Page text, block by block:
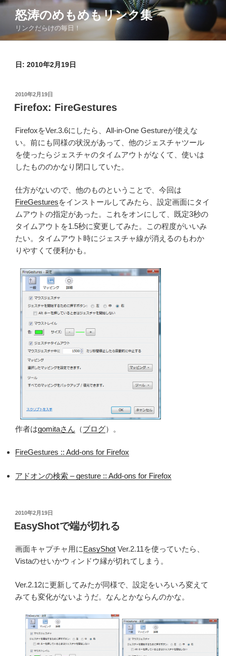
コ
ン
怒涛のめもめもリンク集
リンクだらけの毎日！
日: 2010年2月19日
投
稿
日:
2010年2月19日
Firefox: FireGestures
FirefoxをVer.3.6にしたら、All-in-One Gestureが使えな
い。前にも同様の状況があって、他のジェスチャツール
を使ったらジェスチャのタイムアウトがなくて、使いは
したもののかなり閉口していた。
仕方がないので、他のものということで、今回は
FireGesturesをインストールしてみたら、設定画面にタイ
ムアウトの指定があった。これをオンにして、既定3秒の
タイムアウトを1.5秒に変更してみた。この程度がいいみ
たい。タイムアウト時にジェスチャ線が消えるのもわか
りやすくて便利かも。
作者はgomitaさん （ブログ）。
FireGestures :: Add-ons for Firefox
アドオンの検索 – gesture :: Add-ons for Firefox
投
稿
日:
2010年2月19日
EasyShotで端が切れる
画面キャプチャ用にEasyShot Ver.2.11を使っていたら、
Vistaのせいかウィンドウ縁が切れてしまう。
Ver.2.12に更新してみたが同様で、設定をいろいろ変えて
みても変化がないようだ。なんとかならんのかな。